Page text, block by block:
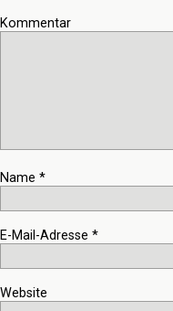
Kommentar
Name *
E-Mail-Adresse *
Website